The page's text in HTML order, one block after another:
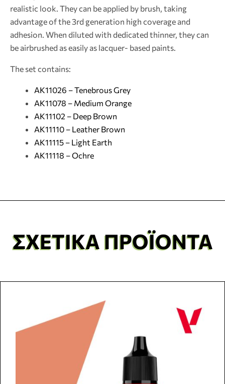
realistic look. They can be applied by brush, taking
advantage of the 3rd generation high coverage and
adhesion. When diluted with dedicated thinner, they can
be airbrushed as easily as lacquer- based paints.
The set contains:
AK11026 – Tenebrous Grey
AK11078 – Medium Orange
AK11102 – Deep Brown
AK11110 – Leather Brown
AK11115 – Light Earth
AK11118 – Ochre
ΣΧΕΤΙΚΆ ΠΡΟΪΌΝΤΑ